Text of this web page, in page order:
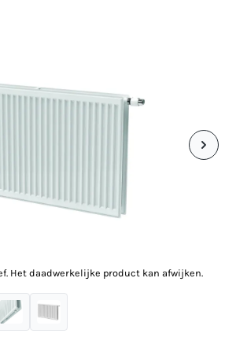
Het daadwerkelijke product kan afwijken.